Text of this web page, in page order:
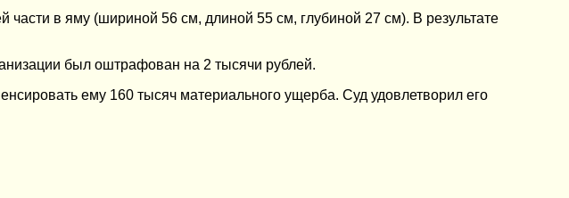
в яму (шириной 56 см, длиной 55 см, глубиной 27 см). В результате
был оштрафован на 2 тысячи рублей.
ему 160 тысяч материального ущерба. Суд удовлетворил его